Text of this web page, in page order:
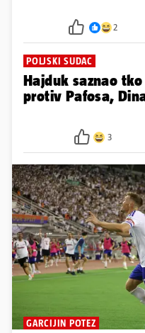
2
POLJSKI SUDAC
Hajduk saznao
protiv Pafosa,
3
GARCIJIN POTEZ